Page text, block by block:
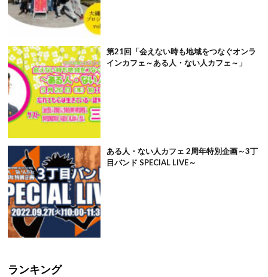
第21回「会えない時も地域をつなぐオンラ
インカフェ～ある人・ない人カフェ～」
ある人・ない人カフェ 2周年特別企画～3丁
目バンド SPECIAL LIVE～
ランキング